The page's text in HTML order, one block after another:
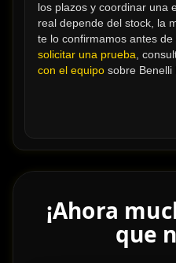
los plazos y coordinar una
real depende del stock, la
solicitar una prueba ,
con el equipo sobre Benelli
¡Ahora
que